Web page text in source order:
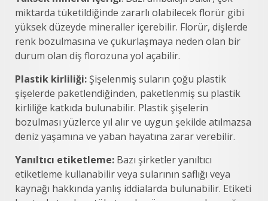
miktarda tüketildiğinde zararlı olabilecek florür gibi
yüksek düzeyde mineraller içerebilir. Florür, dişlerde
renk bozulmasına ve çukurlaşmaya neden olan bir
durum olan diş florozuna yol açabilir.
Plastik kirliliği: Şişelenmiş suların çoğu plastik
şişelerde paketlendiğinden, paketlenmiş su plastik
kirliliğe katkıda bulunabilir. Plastik şişelerin
bozulması yüzlerce yıl alır ve uygun şekilde atılmazsa
deniz yaşamına ve yaban hayatına zarar verebilir.
Yanıltıcı etiketleme: Bazı şirketler yanıltıcı
etiketleme kullanabilir veya sularının saflığı veya
kaynağı hakkında yanlış iddialarda bulunabilir. Etiketi